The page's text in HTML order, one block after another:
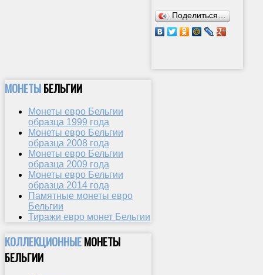
Поделиться…
МОНЕТЫБЕЛЬГИИ
Монеты евро Бельгии
образца 1999 года
Монеты евро Бельгии
образца 2008 года
Монеты евро Бельгии
образца 2009 года
Монеты евро Бельгии
образца 2014 года
Памятные монеты евро
Бельгии
Тиражи евро монет Бельгии
КОЛЛЕКЦИОННЫЕМОНЕТЫ
БЕЛЬГИИ